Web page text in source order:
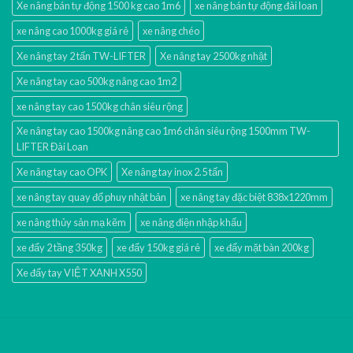
Xe nâng bán tự động 1500 kg cao 1m6
xe nâng bán tự động đài loan
xe nâng cao 1000kg giá rẻ
xe nâng chéo
Xe nâng tay 2 tấn TW-LIFTER
Xe nâng tay 2500kg nhật
Xe nâng tay cao 500kg nâng cao 1m2
xe nâng tay cao 1500kg chân siêu rộng
Xe nâng tay cao 1500kg nâng cao 1m6 chân siêu rộng 1500mm TW-
LIFTER Đài Loan
Xe nâng tay cao OPK
Xe nâng tay inox 2.5 tấn
xe nâng tay quay đổ phuy nhật bản
xe nâng tay đặc biệt 838x1220mm
xe nâng thủy sản mạ kẽm
xe nâng điện nhập khấu
xe đẩy 2 tầng 350kg
xe đẩy 150kg giá rẻ
xe đẩy mặt bàn 200kg
Xe đẩy tay VIỆT XANH X550